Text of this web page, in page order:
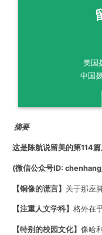
美国
中国
摘要
这是陈航说留美的第114篇
(微信公众号ID:
【铜像的谎言】 关于那座
【注重人文学科】 格外在
【特别的校园文化】 像哈